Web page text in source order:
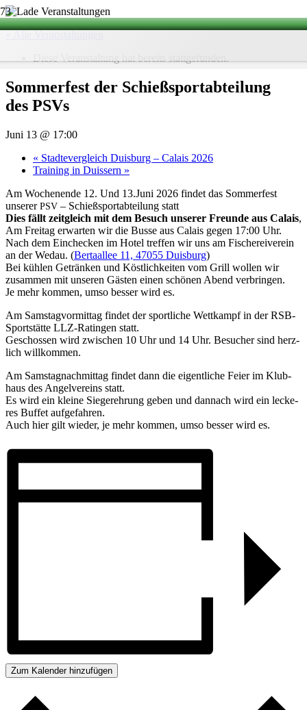
Som­mer­fest der Schieß­sport­ab­tei­lung
des PSVs
Juni 13 @ 17:00
« Stadtever­gleich Duis­burg – Calais 2026
Trai­ning in Duissern »
Am Wochen­ende 12. Und 13.Juni 2026 fin­det das Som­mer­fest
unse­rerPSV – Schieß­sport­ab­tei­lung statt
Dies fällt zeit­gleich mit dem Besuch unse­rer Freunde aus Calais,
Am Frei­tag erwar­ten wir die Busse aus Calais gegen 17:00 Uhr.
Nach dem Ein­che­cken im Hotel tref­fen wir uns am Fische­rei­ver­ein
an der Wedau. (Ber­ta­al­lee 11, 47055 Duis­burg)
Bei küh­len Geträn­ken und Köst­lich­kei­ten vom Grill wol­len wir
zusam­men mit unse­ren Gäs­ten einen schö­nen Abend verbringen.
Je mehr kom­men, umso bes­ser wird es.
Am Sams­tag­vor­mit­tag fin­det der sport­li­che Wett­kampf in der RSB-
Sport­stätte LLZ-Ratin­gen statt.
Geschos­sen wird zwi­schen 10 Uhr und 14 Uhr. Besu­cher sind herz­
lich willkommen.
Am Sams­tag­nach­mit­tag fin­det dann die eigent­li­che Feier im Klub­
haus des Angel­ver­eins statt.
Es wird ein kleine Sie­ger­eh­rung geben und dan­nach wird ein lecke­
res Buf­fet aufgefahren.
Auch hier gilt wie­der, je mehr kom­men, umso bes­ser wird es.
Zum Kalender hinzufügen